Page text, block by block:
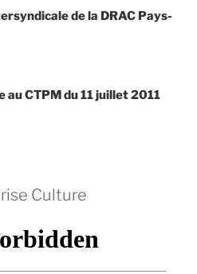
de la DRAC Pays-
CTPM du 11 juillet 2011
Culture